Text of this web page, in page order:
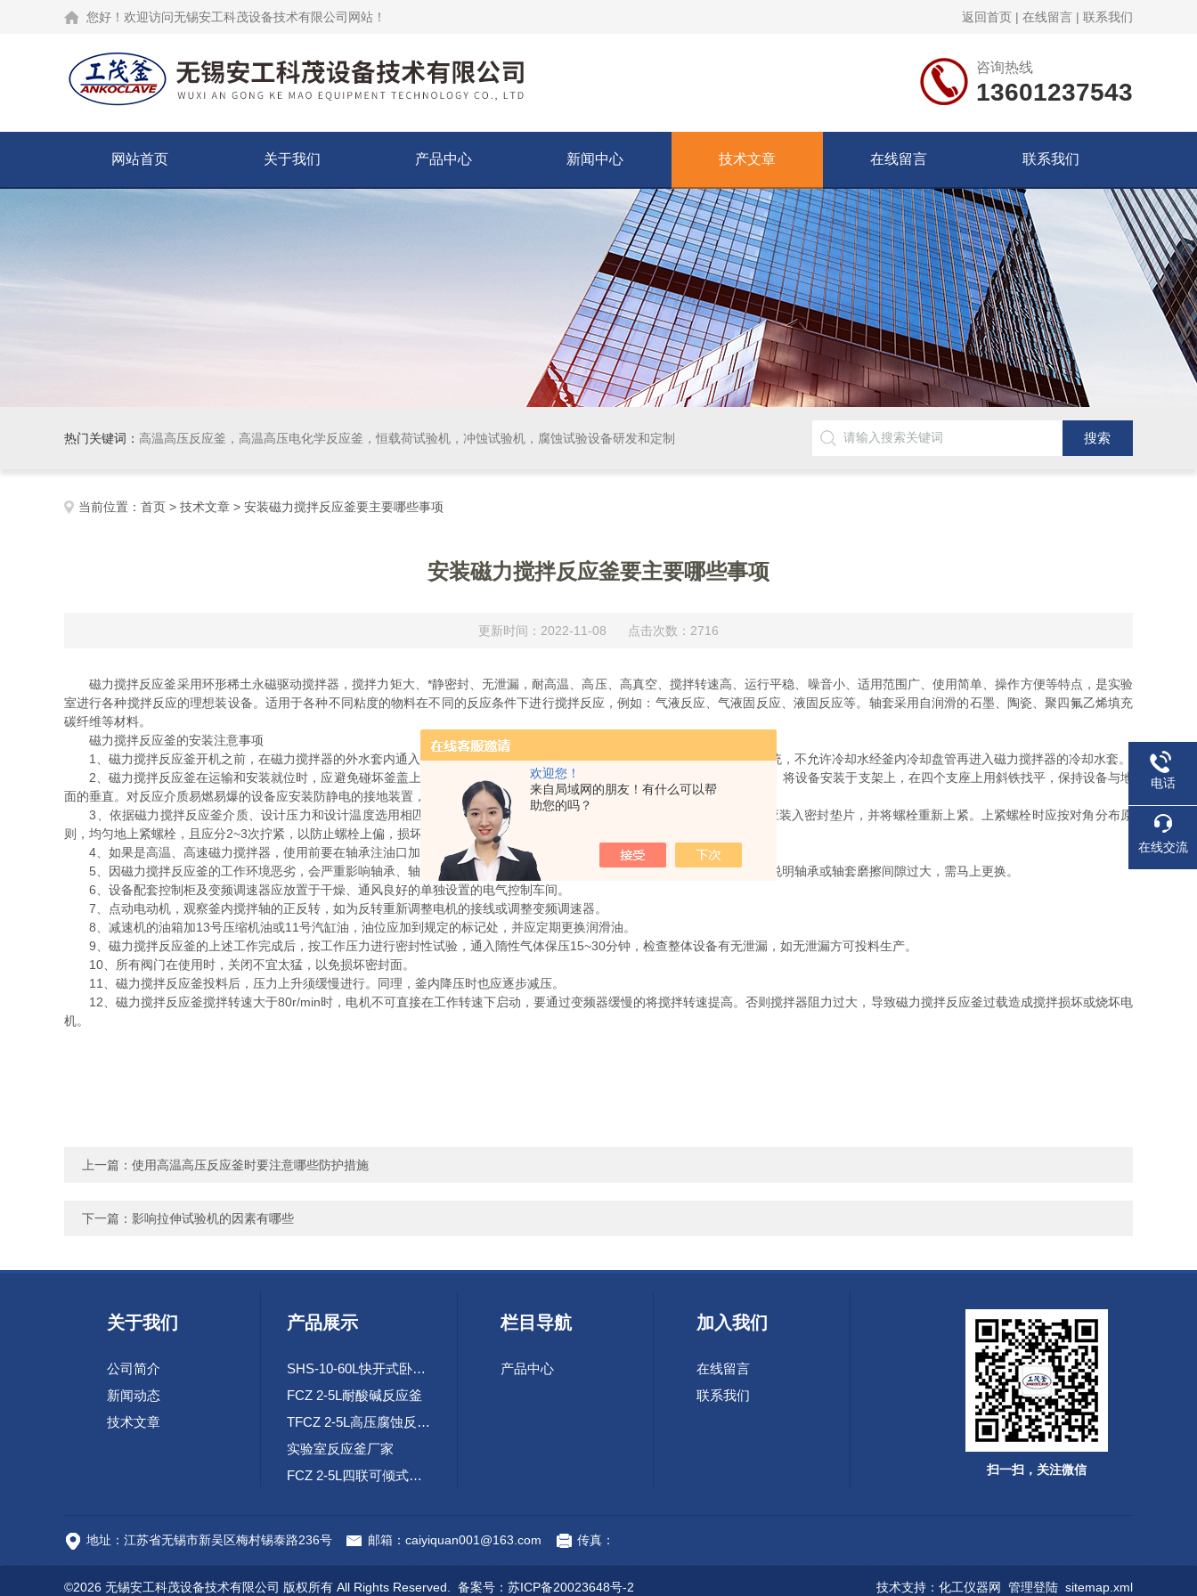
欢迎您！
来自局域网的朋友！有什么可以帮
助您的吗？
您好！欢迎访问无锡安工科茂设备技术有限公司网站！ 返回首页 | 在线留言 | 联系我们
咨询热线
13601237543
网站首页 关于我们 产品中心 新闻中心 技术文章 在线留言 联系我们
热门关键词： 高温高压反应釜，高温高压电化学反应釜，恒载荷试验机，冲蚀试验机，腐蚀试验设备研发和定制
当前位置： 首页 > 技术文章 > 安装磁力搅拌反应釜要主要哪些事项
安装磁力搅拌反应釜要主要哪些事项
更新时间：2022-11-08 点击次数：2716
磁力搅拌反应釜采用环形稀土永磁驱动搅拌器，搅拌力矩大、*静密封、无泄漏，耐高温、高压、高真空、搅拌转速高、运行平稳、噪音小、适用范围广、使用简单、操作方便等特点，是实验
室进行各种搅拌反应的理想装设备。适用于各种不同粘度的物料在不同的反应条件下进行搅拌反应，例如：气液反应、气液固反应、液固反应等。轴套采用自润滑的石墨、陶瓷、聚四氟乙烯填充
碳纤维等材料。
磁力搅拌反应釜的安装注意事项
1、磁力搅拌反应釜开机之前，在磁力搅拌器的外水套内通入冷却水，下端为进水口，上端为出水口，应使用单独的冷却水系统，不允许冷却水经釜内冷却盘管再进入磁力搅拌器的冷却水套。
2、磁力搅拌反应釜在运输和安装就位时，应避免碰坏釜盖上部的磁力搅拌器。反应釜操作间要求通风良好，且符合防爆要求。将设备安装于支架上，在四个支座上用斜铁找平，保持设备与地
面的垂直。对反应介质易燃易爆的设备应安装防静电的接地装置，消除静电隐患。
3、依据磁力搅拌反应釜介质、设计压力和设计温度选用相匹配的密封垫片。釜体与釜盖、磁力搅拌器与釜盖、各管法兰间应装入密封垫片，并将螺栓重新上紧。上紧螺栓时应按对角分布原
则，均匀地上紧螺栓，且应分2~3次拧紧，以防止螺栓上偏，损坏密封垫片影响密封效果。
4、如果是高温、高速磁力搅拌器，使用前要在轴承注油口加入润滑油，在以后的使用过程中应定期从注油孔加入润滑油。
5、因磁力搅拌反应釜的工作环境恶劣，会严重影响轴承、轴套的使用寿命，设备在正常运转时如发生异常磨擦声或振动声，说明轴承或轴套磨擦间隙过大，需马上更换。
6、设备配套控制柜及变频调速器应放置于干燥、通风良好的单独设置的电气控制车间。
7、点动电动机，观察釜内搅拌轴的正反转，如为反转重新调整电机的接线或调整变频调速器。
8、减速机的油箱加13号压缩机油或11号汽缸油，油位应加到规定的标记处，并应定期更换润滑油。
9、磁力搅拌反应釜的上述工作完成后，按工作压力进行密封性试验，通入隋性气体保压15~30分钟，检查整体设备有无泄漏，如无泄漏方可投料生产。
10、所有阀门在使用时，关闭不宜太猛，以免损坏密封面。
11、磁力搅拌反应釜投料后，压力上升须缓慢进行。同理，釜内降压时也应逐步减压。
12、磁力搅拌反应釜搅拌转速大于80r/min时，电机不可直接在工作转速下启动，要通过变频器缓慢的将搅拌转速提高。否则搅拌器阻力过大，导致磁力搅拌反应釜过载造成搅拌损坏或烧坏电
机。
上一篇： 使用高温高压反应釜时要注意哪些防护措施
下一篇： 影响拉伸试验机的因素有哪些
关于我们
公司简介
新闻动态
技术文章
产品展示
SHS-10-60L快开式卧式自蔓延合成装置
FCZ 2-5L耐酸碱反应釜
TFCZ 2-5L高压腐蚀反应釜
实验室反应釜厂家
FCZ 2-5L四联可倾式反应釜
栏目导航
产品中心
加入我们
在线留言
联系我们
扫一扫，关注微信
地址：江苏省无锡市新吴区梅村锡泰路236号 邮箱：caiyiquan001@163.com 传真：
©2026 无锡安工科茂设备技术有限公司 版权所有 All Rights Reserved. 备案号： 苏ICP备20023648号-2 技术支持： 化工仪器网 管理登陆 sitemap.xml
电话
在线交流